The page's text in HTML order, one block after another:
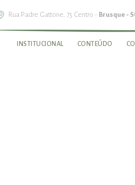
gonzaga/public_html/restrito/pg/
gonzaga/public_html/restrito/pg/
Rua Padre Gattone, 75 Centro - Brusque -
INSTITUCIONAL CONTEÚDO